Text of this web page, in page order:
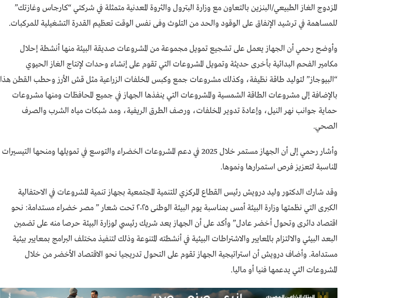
المزدوج الغاز الطبيعي/البنزين بالتعاون مع وزارة البترول والثروة المعدنية متمثلة في شركتي “كارجاس وغازتك”
للمساهمة في ترشيد الإنفاق على الوقود والحد من التلوث وفى نفس الوقت تعظيم القدرة التشغيلية للمركبات.
وأوضح رحمي أن الجهاز يعمل على تشجيع تمويل مجموعة من المشروعات صديقة البيئة منها أنشطة إحلال
مكامير الفحم البدائية بأخرى حديثة وتمويل المشروعات التي تقوم على إنشاء وحدات لإنتاج الغاز الحيوي
“البيوجاز” لتوليد طاقة نظيفة، وكذلك مشروعات جمع وكبس المخلفات الزراعية مثل قش الأرز وحطب القطن هذا
بالإضافة إلى مشروعات الطاقة الشمسية والمشروعات التي ينفذها الجهاز في جميع المحافظات ومنها مشروعات
حماية جوانب نهر النيل، وإعادة تدوير المخلفات، ورصف الطرق الريفية، ومد شبكات مياه الشرب والصرف
الصحي.
وأشار رحمي إلى أن الجهاز مستمر خلال 2025 في دعم المشروعات الخضراء والتوسع في تمويلها ومنحها التيسيرات
المناسبة لتعزيز فرص استمرارها ونموها.
وقد شارك الدكتور وليد درويش رئيس القطاع المركزي للتنمية المجتمعية بجهاز تنمية المشروعات في الاحتفالية
الكبرى التي نظمتها وزارة البيئة أمس بمناسبة يوم البيئة الوطنى ٢٠٢٥ تحت شعار ” مصر خضراء مستدامة: نحو
اقتصاد دائرى وتحول أخضر عادل” وأكد على أن الجهاز يعد شريك رئيسي لوزارة البيئة حرصا منه على تضمين
البعد البيئي والالتزام بالمعايير والاشتراطات البيئية في أنشطته المتنوعة وذلك لتنفيذ مختلف البرامج بمعايير بيئية
مستدامة. وأضاف درويش أن استراتيجية الجهاز تقوم على التحول تدريجيا نحو الاقتصاد الأخضر من خلال
المشروعات التي يدعمها فنيا أو ماليا.